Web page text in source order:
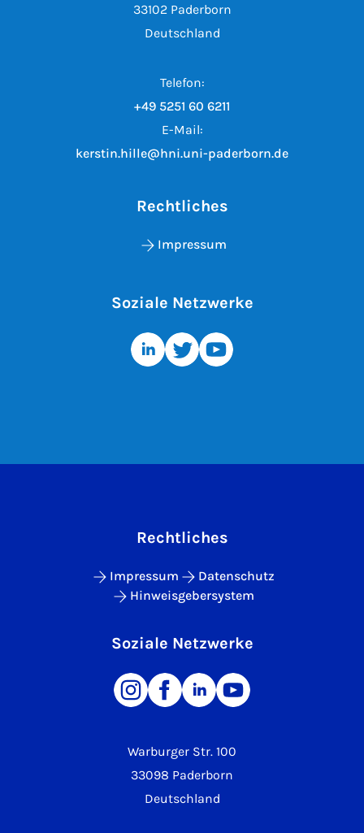
33102 Paderborn
Deutschland
Telefon:
+49 5251 60 6211
E-Mail:
kerstin.hille@hni.uni-paderborn.de
Rechtliches
Impressum
Soziale Netzwerke
Warburger Str. 100
33098 Paderborn
Deutschland
Rechtliches
Impressum
Datenschutz
Hinweisgebersystem
Soziale Netzwerke